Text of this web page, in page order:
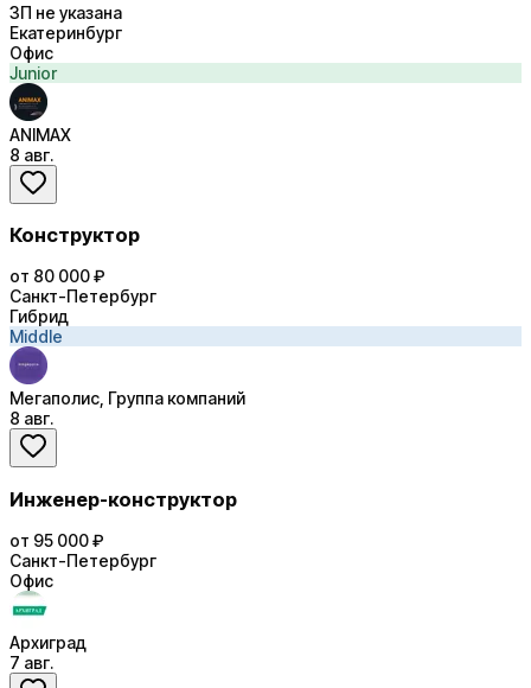
ЗП не указана
Екатеринбург
Офис
Junior
ANIMAX
8 авг.
Конструктор
от 80 000 ₽
Санкт-Петербург
Гибрид
Middle
Мегаполис, Группа компаний
8 авг.
Инженер-конструктор
от 95 000 ₽
Санкт-Петербург
Офис
Архиград
7 авг.